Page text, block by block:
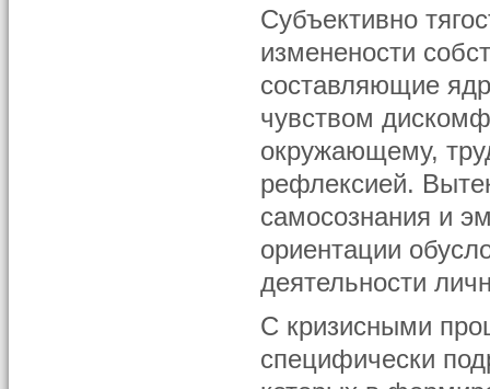
Субъективно
изменености
составляющие
чувством
окружающему,
рефлексией.
самосознания и
ориентации
деятельности
С кризисными
специфически